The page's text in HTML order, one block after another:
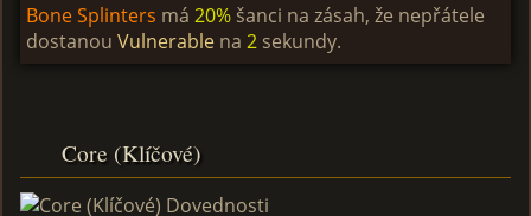
Bone Splinters má 20% šanci na zásah, že nepřátele
dostanou Vulnerable na 2 sekundy.
Core (Klíčové)